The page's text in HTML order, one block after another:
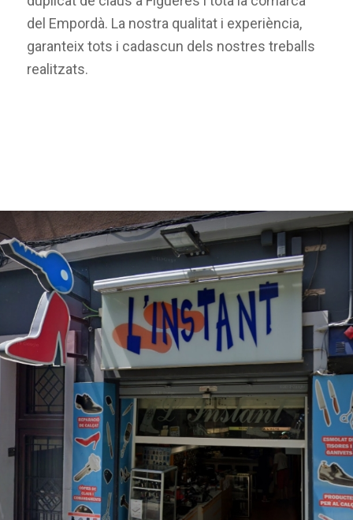
del Empordà. La nostra qualitat i experiència,
garanteix tots i cadascun dels nostres treballs
realitzats.